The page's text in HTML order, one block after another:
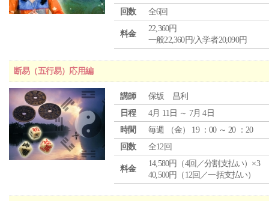
回数
全6回
料金
22,360円
一般22,360円/入学者20,090円
断易（五行易）応用編
講師
保坂 昌利
日程
4月 11日 ～ 7月 4日
時間
毎週 （金） 19 ：00 ～ 20 ：20
回数
全12回
料金
14,580円（4回／分割支払い）×3
40,500円（12回／一括支払い）